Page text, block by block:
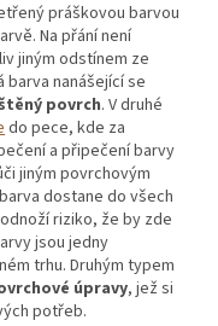
práškovou barvou
Na přání není
jiným odstínem ze
barva nanášející se
povrch. V druhé
do pece, kde za
a připečení barvy
jiným povrchovým
dostane do všech
riziko, že by zde
jsou jedny
trhu. Druhým typem
úpravy, jež si
potřeb.